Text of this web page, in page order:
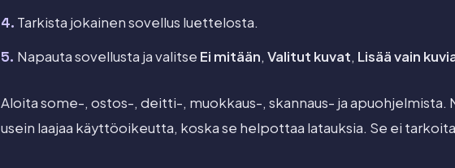
Tarkista jokainen sovellus luettelosta.
Napauta sovellusta ja valitse Ei mitään, Valitut kuvat, Lisää vain
Aloita some-, ostos-, deitti-, muokkaus-, skannaus- ja apuohjelmista.
usein laajaa käyttöoikeutta, koska se helpottaa latauksia. Se ei